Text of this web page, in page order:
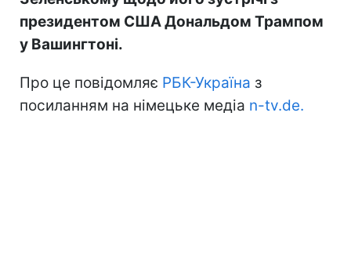
президентом США Дональдом Трампом
у Вашингтоні.
Про це повідомляє РБК-Україна з
посиланням на німецьке медіа n-tv.de.